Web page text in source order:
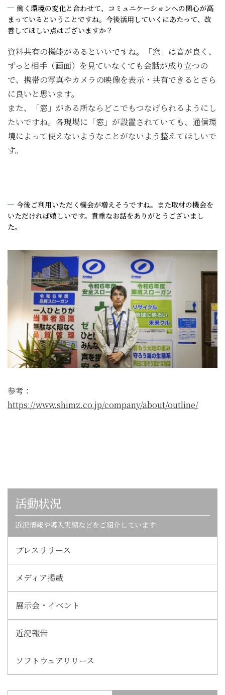
働く環境の変化と合わせて、コミュニケーションへの関心が高
まっているということですね。今後活用していくにあたって、改
善してほしい点はございますか？
資料共有の機能があるといいですね。「窓」は音が良く、
ずっと相手（画面）を見ていなくても会話が成り立つの
で、携帯の写真やカメラの映像を表示・共有できるとさら
に良いと思います。
また、「窓」がある所ならどこでもつなげられるようにし
たいですね。各現場に「窓」が設置されていても、通信環
境によって使えないようなことがないよう整えてほしいで
す。
今後ご利用いただく機会が増えそうですね。また取材の機会を
いただければ嬉しいです。貴重なお話をありがとうございまし
た。
参考：
https://www.shimz.co.jp/company/about/outline/
活動状況
近況情報や導入実績などをご紹介しています
プレスリリース
メディア掲載
展示会・イベント
近況報告
ソフトウェアリリース